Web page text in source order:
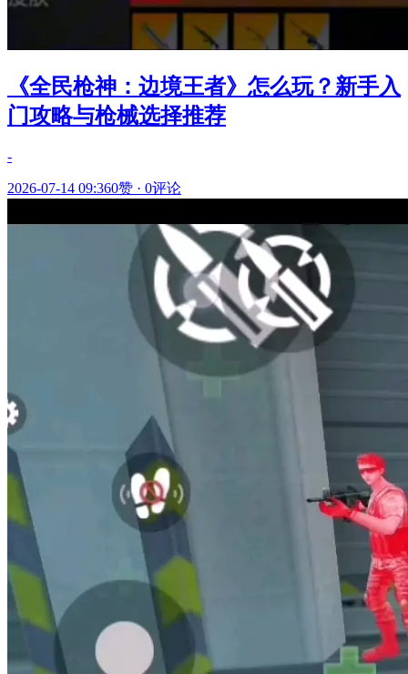
《全民枪神：边境王者》怎么玩？新手入
门攻略与枪械选择推荐
-
2026-07-14 09:360赞 · 0评论